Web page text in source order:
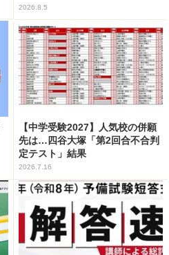
2026.8.5
【中学受験2027】人気校の併願
先は…四谷大塚「第2回合不合判
定テスト」結果
2026.7.16